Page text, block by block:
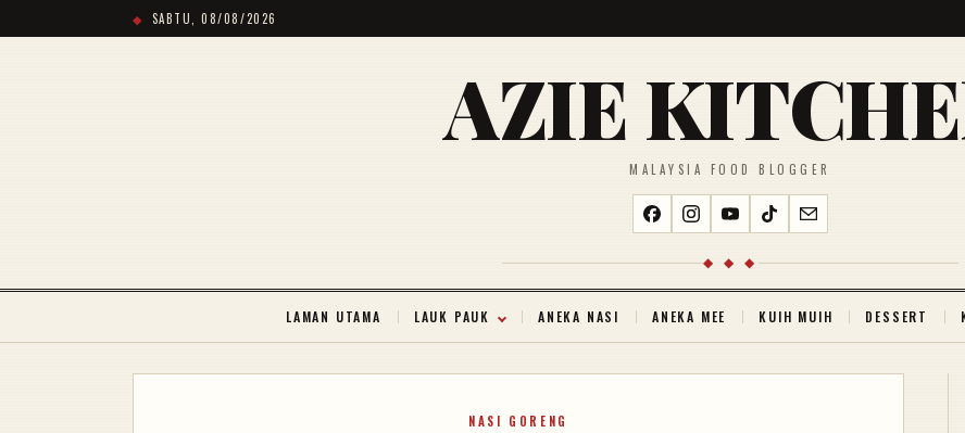
SABTU, 08/08/2026
AZIE
MALAYSIA FOOD BLOGGER
◆ ◆ ◆
LAMAN UTAMA LAUK PAUK ANEKA NASI ANEKA MEE KUIH MUIH DESSERT
NASI GORENG